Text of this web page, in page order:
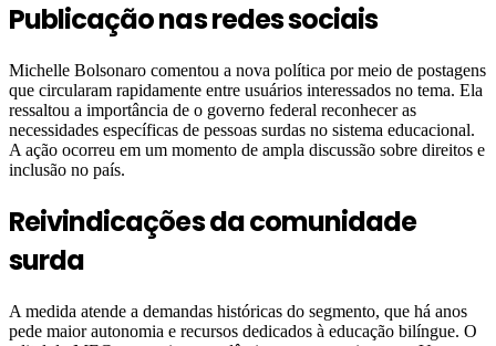
Publicação nas redes sociais
Michelle Bolsonaro comentou a nova política por meio de postagens
que circularam rapidamente entre usuários interessados no tema. Ela
ressaltou a importância de o governo federal reconhecer as
necessidades específicas de pessoas surdas no sistema educacional.
A ação ocorreu em um momento de ampla discussão sobre direitos e
inclusão no país.
Reivindicações da comunidade
surda
A medida atende a demandas históricas do segmento, que há anos
pede maior autonomia e recursos dedicados à educação bilíngue. O